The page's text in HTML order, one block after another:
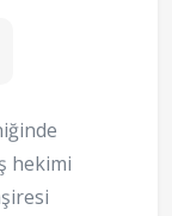
hekimi